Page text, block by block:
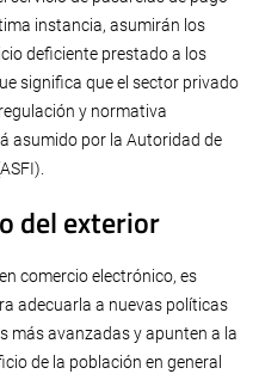
instancia, asumirán los
deficiente prestado a los
significa que el sector privado
y normativa
asumido por la Autoridad de
del exterior
comercio electrónico, es
adecuarla a nuevas políticas
más avanzadas y apunten a la
de la población en general